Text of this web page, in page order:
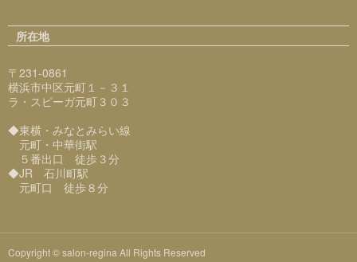
所在地
〒231-0861
横浜市中区元町１－３１
ラ・スピーガ元町３０３
◆東横・みなとみらい線
元町・中華街駅
５番出口 徒歩３分
◆JR 石川町駅
元町口 徒歩８分
Copyright © salon-regina All Rights Reserved